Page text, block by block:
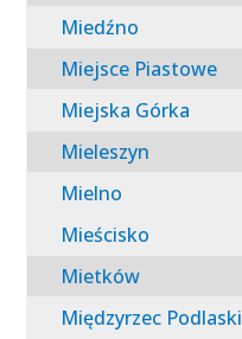
Miedźno
Miejsce Piastowe
Miejska Górka
Mieleszyn
Mielno
Mieścisko
Mietków
Międzyrzec Podlaski